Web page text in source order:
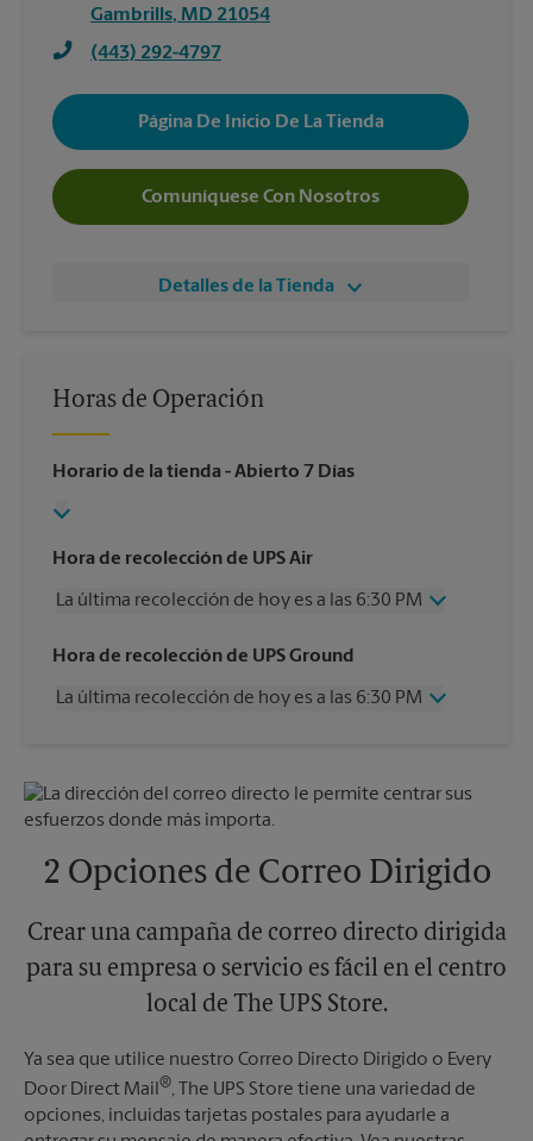
Gambrills, MD 21054
(443) 292-4797
Página De Inicio De La Tienda
Comuníquese Con Nosotros
Detalles de la Tienda
Horas de Operación
Horario de la tienda - Abierto 7 Días
Hora de recolección de UPS Air
La última recolección de hoy es a las 6:30 PM
Miércoles
6:30 PM
Viernes
6:30 PM
Hora de recolección de UPS Ground
La última recolección de hoy es a las 6:30 PM
Viernes
6:30 PM
Sábado
Sin Recolección
Lunes
6:30 PM
2 Opciones de Correo Dirigido
Crear una campaña de correo directo dirigida
para su empresa o servicio es fácil en el centro
local de The UPS Store.
Ya sea que utilice nuestro Correo Directo Dirigido o Every
Door Direct Mail®, The UPS Store tiene una variedad de
opciones, incluidas tarjetas postales para ayudarle a